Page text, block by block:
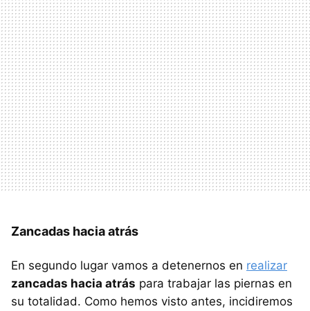
Zancadas hacia atrás
En segundo lugar vamos a detenernos en realizar
zancadas hacia atrás para trabajar las piernas en
su totalidad. Como hemos visto antes, incidiremos